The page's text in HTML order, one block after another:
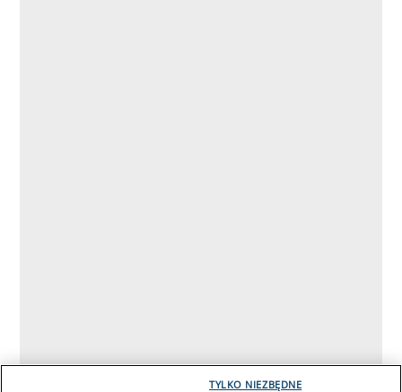
TYLKO NIEZBĘDNE